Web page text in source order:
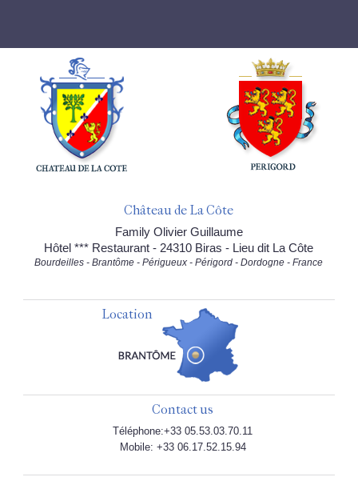
Château de La Côte
Family Olivier Guillaume
Hôtel *** Restaurant - 24310 Biras - Lieu dit La Côte
Bourdeilles - Brantôme - Périgueux - Périgord - Dordogne - France
Location
Contact us
Téléphone:+33 05.53.03.70.11
Mobile: +33 06.17.52.15.94